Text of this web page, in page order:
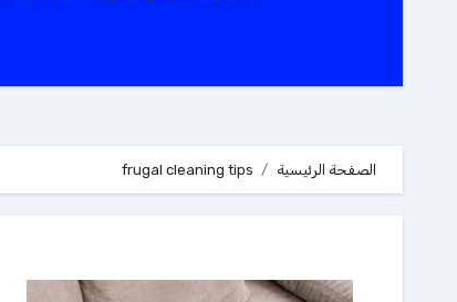
الصفحة الرئيسية frugal cleaning tips